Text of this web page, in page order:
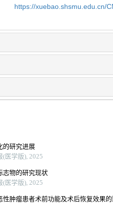
https://xuebao.shsmu.edu.cn/
的研究进展
(医学版), 2025
志物的研究现状
(医学版), 2025
性肿瘤患者术前功能及术后恢复效果